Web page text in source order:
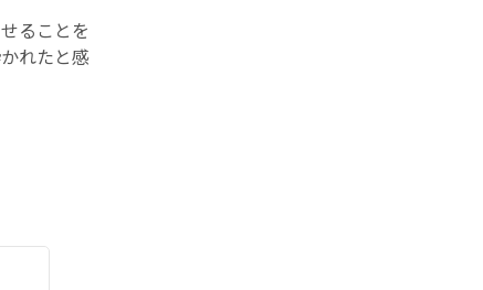
ることを
れたと感